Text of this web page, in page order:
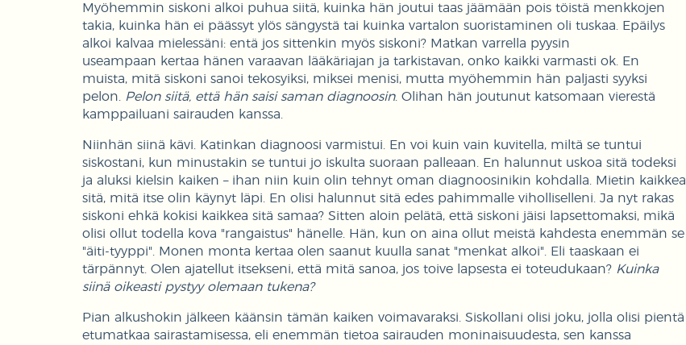
Myöhemmin siskoni alkoi puhua siitä, kuinka hän joutui taas jäämään pois töistä menkkojen
takia, kuinka hän ei päässyt ylös sängystä tai kuinka vartalon suoristaminen oli tuskaa. Epäilys
alkoi kalvaa mielessäni: entä jos sittenkin myös siskoni? Matkan varrella pyysin
useampaan kertaa hänen varaavan lääkäriajan ja tarkistavan, onko kaikki varmasti ok. En
muista, mitä siskoni sanoi tekosyiksi, miksei menisi, mutta myöhemmin hän paljasti syyksi
pelon.
Pelon siitä, että hän saisi saman diagnoosin. Olihan hän joutunut katsomaan vierestä
kamppailuani sairauden kanssa.
Niinhän siinä kävi. Katinkan diagnoosi varmistui. En voi kuin vain kuvitella, miltä se tuntui
siskostani, kun minustakin se tuntui jo iskulta suoraan palleaan. En halunnut uskoa sitä todeksi
ja aluksi kielsin kaiken – ihan niin kuin olin tehnyt oman diagnoosinikin kohdalla. Mietin kaikkea
sitä, mitä itse olin käynyt läpi. En olisi halunnut sitä edes pahimmalle viholliselleni. Ja nyt rakas
siskoni ehkä kokisi kaikkea sitä samaa? Sitten aloin pelätä, että siskoni jäisi lapsettomaksi, mikä
olisi ollut todella kova "rangaistus" hänelle. Hän, kun on aina ollut meistä kahdesta enemmän se
"äiti-tyyppi". Monen monta kertaa olen saanut kuulla sanat "menkat alkoi". Eli taaskaan ei
tärpännyt. Olen ajatellut itsekseni, että mitä sanoa, jos toive lapsesta ei toteudukaan? Kuinka
siinä oikeasti pystyy olemaan tukena?
Pian alkushokin jälkeen käänsin tämän kaiken voimavaraksi. Siskollani olisi joku, jolla olisi pientä
etumatkaa sairastamisessa, eli enemmän tietoa sairauden moninaisuudesta, sen kanssa